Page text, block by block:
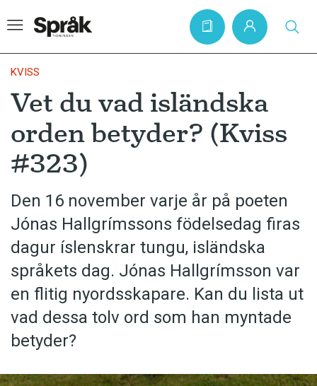
Hem
Artiklar
Krönikor
Språkfrågor
Skrivtips
Bokrecensioner
Kviss
Podden
Anmäl till språkpolisen
Föreslå nyord
Annonsera
KVISS
Vet du vad isländska
orden betyder? (Kviss
#323)
Den 16 november varje år på poeten
Jónas Hallgrímssons födelsedag firas
dagur íslenskrar tungu, isländska
språkets dag. Jónas Hallgrímsson var
en flitig nyordsskapare. Kan du lista ut
vad dessa tolv ord som han myntade
betyder?